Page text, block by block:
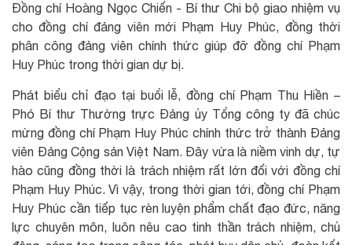
Đồng chí Hoàng Ngọc Chiến - Bí thư Chi bộ giao nhiệm vụ
cho đồng chí đảng viên mới Phạm Huy Phúc, đồng thời
phân công đảng viên chính thức giúp đỡ đồng chí Phạm
Huy Phúc trong thời gian dự bị.
Phát biểu chỉ đạo tại buổi lễ, đồng chí Phạm Thu Hiền –
Phó Bí thư Thường trực Đảng ủy Tổng công ty đã chúc
mừng đồng chí Phạm Huy Phúc chính thức trở thành Đảng
viên Đảng Cộng sản Việt Nam. Đây vừa là niềm vinh dự, tự
hào cũng đồng thời là trách nhiệm rất lớn đối với đồng chí
Phạm Huy Phúc. Vì vậy, trong thời gian tới, đồng chí Phạm
Huy Phúc cần tiếp tục rèn luyện phẩm chất đạo đức, năng
lực chuyên môn, luôn nêu cao tinh thần trách nhiệm, chủ